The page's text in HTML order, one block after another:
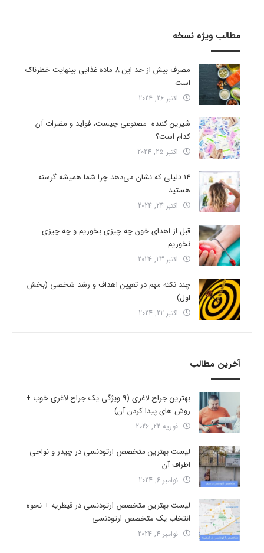
مطالب ویژه نسخه
مصرف بیش از حد این 8 ماده غذایی بینهایت خطرناک
است
اکتبر 26, 2024
شیرین کننده مصنوعی چیست، فواید و مضرات آن
کدام است؟
اکتبر 25, 2024
14 دلیلی که نشان می‌دهد چرا شما همیشه گرسنه
هستید
اکتبر 24, 2024
قبل از اهدای خون چه چیزی بخوریم و چه چیزی
نخوریم
اکتبر 23, 2024
چند نکته مهم در تعیین اهداف و رشد شخصی (بخش
اول)
اکتبر 22, 2024
آخرین مطالب
بهترین جراح لاغری (9 ویژگی یک جراح لاغری خوب +
روش های پیدا کردن آن)
فوریه 22, 2026
لیست بهترین متخصص ارتودنسی در چیذر و نواحی
اطراف آن
نوامبر 6, 2024
لیست بهترین متخصص ارتودنسی در قیطریه + نحوه
انتخاب یک متخصص ارتودنسی
نوامبر 4, 2024